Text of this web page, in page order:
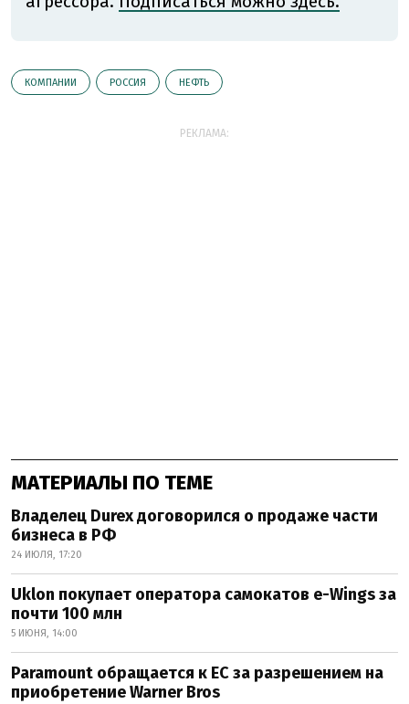
КОМПАНИИ РОССИЯ НЕФТЬ
РЕКЛАМА:
МАТЕРИАЛЫ ПО ТЕМЕ
Владелец Durex договорился о продаже части
бизнеса в РФ
24 ИЮЛЯ, 17:20
Uklon покупает оператора самокатов e-Wings за
почти 100 млн
5 ИЮНЯ, 14:00
Paramount обращается к ЕС за разрешением на
приобретение Warner Bros